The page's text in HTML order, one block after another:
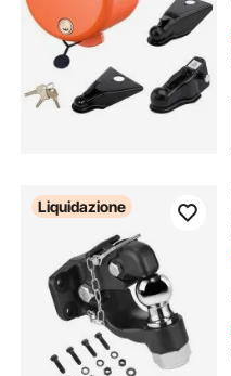
Liquidazione